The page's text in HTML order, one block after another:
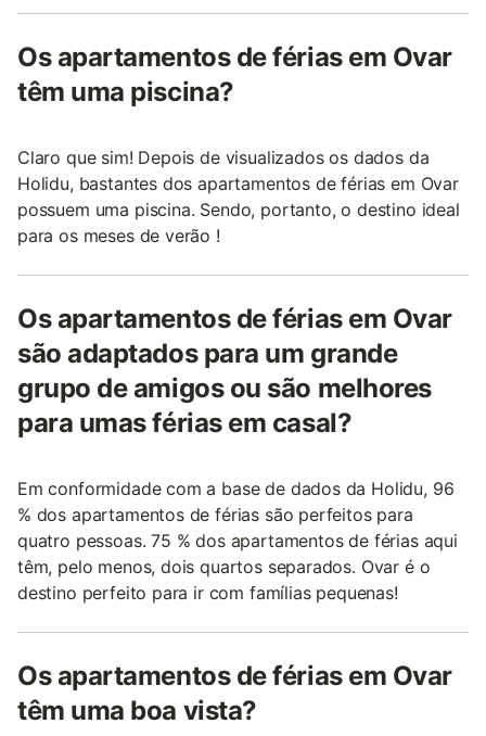
Os apartamentos de férias em Ovar
têm uma piscina?
Claro que sim! Depois de visualizados os dados da
Holidu, bastantes dos apartamentos de férias em Ovar
possuem uma piscina. Sendo, portanto, o destino ideal
para os meses de verão !
Os apartamentos de férias em Ovar
são adaptados para um grande
grupo de amigos ou são melhores
para umas férias em casal?
Em conformidade com a base de dados da Holidu, 96
% dos apartamentos de férias são perfeitos para
quatro pessoas. 75 % dos apartamentos de férias aqui
têm, pelo menos, dois quartos separados. Ovar é o
destino perfeito para ir com famílias pequenas!
Os apartamentos de férias em Ovar
têm uma boa vista?